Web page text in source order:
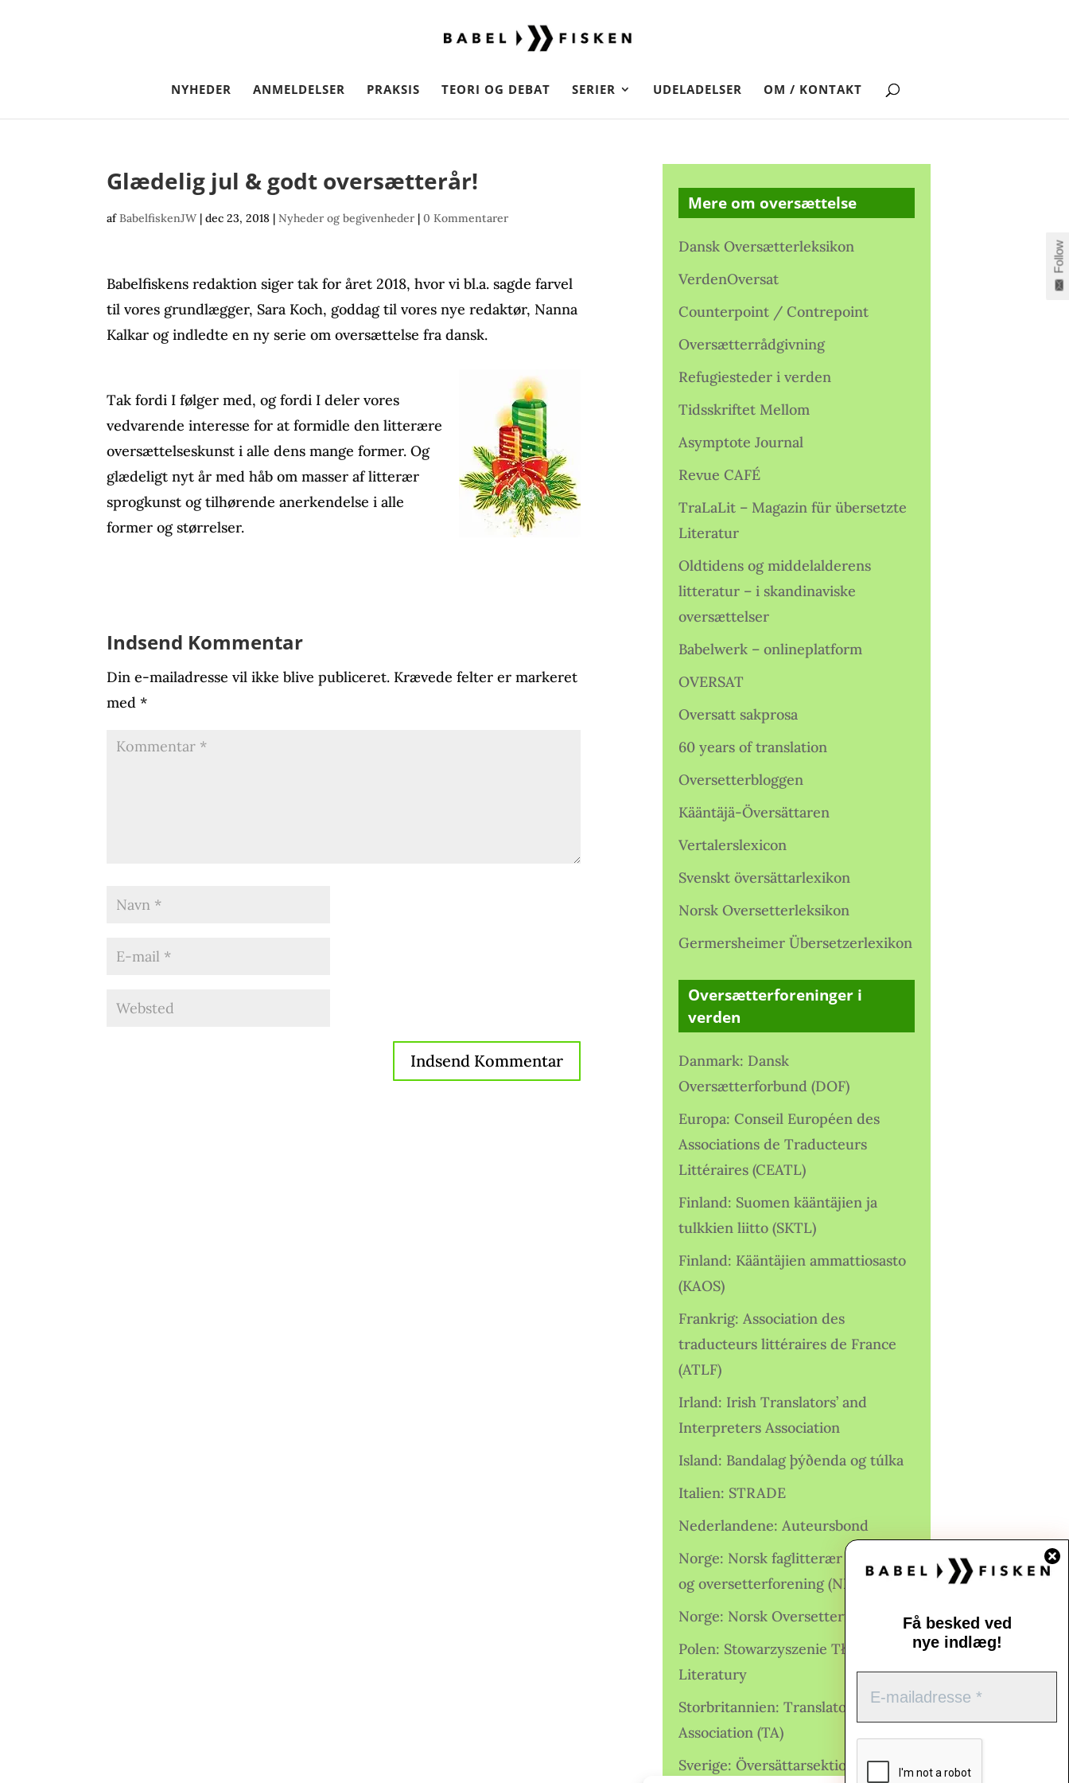
NYHEDER ANMELDELSER PRAKSIS TEORI OG DEBAT SERIER UDELADELSER OM / KONTAKT
Glædelig jul & godt oversætterår!
afBabelfiskenJW |dec 23, 2018 |Nyheder og begivenheder |0 Kommentarer
Babelfiskens redaktion siger tak for året 2018, hvor vi bl.a. sagde farvel
til vores grundlægger, Sara Koch, goddag til vores nye redaktør, Nanna
Kalkar og indledte en ny serie om oversættelse fra dansk.
Tak fordi I følger med, og fordi I deler vores
vedvarende interesse for at formidle den litterære
oversættelseskunst i alle dens mange former. Og
glædeligt nyt år med håb om masser af litterær
sprogkunst og tilhørende anerkendelse i alle
former og størrelser.
Få besked ved
nye indlæg!
Indsend Kommentar
Din e-mailadresse vil ikke blive publiceret. Krævede felter er markeret
med*
Mere om oversættelse
Dansk Oversætterleksikon
VerdenOversat
Counterpoint / Contrepoint
Oversætterrådgivning
Refugiesteder i verden
Tidsskriftet Mellom
Asymptote Journal
Revue CAFÉ
TraLaLit – Magazin für übersetzte
Literatur
Oldtidens og middelalderens
litteratur – i skandinaviske
oversættelser
Babelwerk – onlineplatform
OVERSAT
Oversatt sakprosa
60 years of translation
Oversetterbloggen
Kääntäjä-Översättaren
Vertalerslexicon
Svenskt översättarlexikon
Norsk Oversetterleksikon
Germersheimer Übersetzerlexikon
Oversætterforeninger i
verden
Danmark: Dansk
Oversætterforbund (DOF)
Europa: Conseil Européen des
Associations de Traducteurs
Littéraires (CEATL)
Finland: Suomen kääntäjien ja
tulkkien liitto (SKTL)
Finland: Kääntäjien ammattiosasto
(KAOS)
Frankrig: Association des
traducteurs littéraires de France
(ATLF)
Irland: Irish Translators’ and
Interpreters Association
Island: Bandalag þýðenda og túlka
Italien: STRADE
Nederlandene: Auteursbond
Norge: Norsk faglitterær forfatter-
og oversetterforening (NFFO)
Norge: Norsk Oversetterforening
Polen: Stowarzyszenie Tłumaczy
Literatury
Storbritannien: Translators
Association (TA)
Sverige: Översättarsektionen (Ö.)
Follow